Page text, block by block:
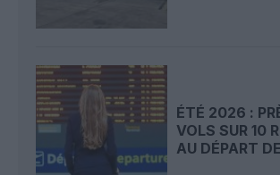
ÉTÉ 2026 :
VOLS SUR 10
AU DÉPART